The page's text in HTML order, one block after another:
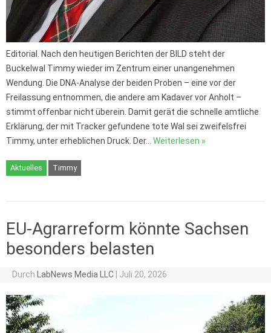
Editorial. Nach den heutigen Berichten der BILD steht der
Buckelwal Timmy wieder im Zentrum einer unangenehmen
Wendung. Die DNA-Analyse der beiden Proben – eine vor der
Freilassung entnommen, die andere am Kadaver vor Anholt –
stimmt offenbar nicht überein. Damit gerät die schnelle amtliche
Erklärung, der mit Tracker gefundene tote Wal sei zweifelsfrei
Timmy, unter erheblichen Druck. Der… Weiterlesen »
Aktuelles Timmy
EU-Agrarreform könnte Sachsen
besonders belasten
Durch LabNews Media LLC Juli 20, 2026